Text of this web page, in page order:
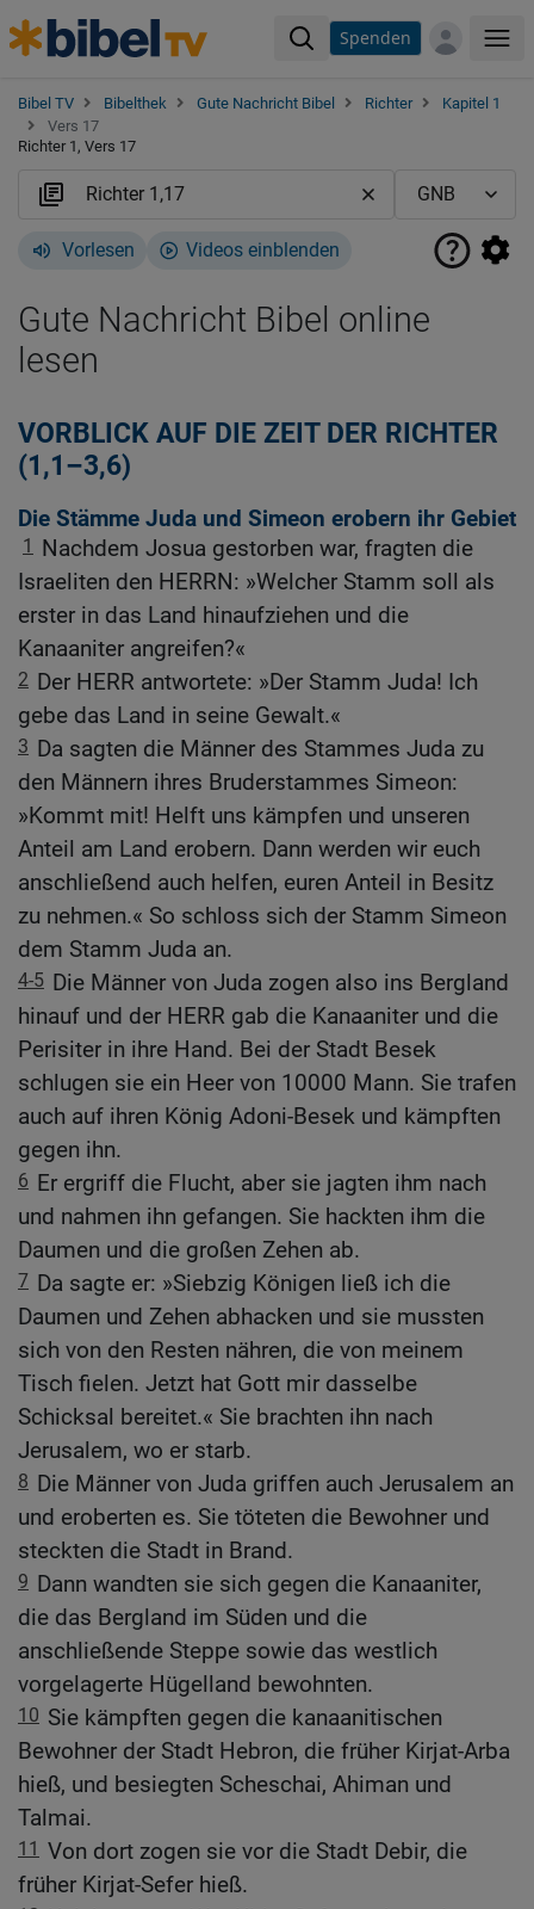
Spenden
Bibel TV Bibelthek Gute Nachricht Bibel Richter
Kapitel 1
Vers 17
Richter 1, Vers 17
Vorlesen Videos einblenden
Gute Nachricht Bibel online
lesen
VORBLICK AUF DIE ZEIT DER RICHTER
(1,1–3,6)
Die Stämme Juda und Simeon erobern ihr Gebiet
1
Nachdem Josua gestorben war, fragten die
Israeliten den HERRN: »Welcher Stamm soll als
erster in das Land hinaufziehen und die
Kanaaniter angreifen?«
2 Der HERR antwortete: »Der Stamm Juda! Ich
gebe das Land in seine Gewalt.«
3 Da sagten die Männer des Stammes Juda zu
den Männern ihres Bruderstammes Simeon:
»Kommt mit! Helft uns kämpfen und unseren
Anteil am Land erobern. Dann werden wir euch
anschließend auch helfen, euren Anteil in Besitz
zu nehmen.« So schloss sich der Stamm Simeon
dem Stamm Juda an.
4-5 Die Männer von Juda zogen also ins Bergland
hinauf und der HERR gab die Kanaaniter und die
Perisiter in ihre Hand. Bei der Stadt Besek
schlugen sie ein Heer von 10000 Mann. Sie trafen
auch auf ihren König Adoni-Besek und kämpften
gegen ihn.
6 Er ergriff die Flucht, aber sie jagten ihm nach
und nahmen ihn gefangen. Sie hackten ihm die
Daumen und die großen Zehen ab.
7 Da sagte er: »Siebzig Königen ließ ich die
Daumen und Zehen abhacken und sie mussten
sich von den Resten nähren, die von meinem
Tisch fielen. Jetzt hat Gott mir dasselbe
Schicksal bereitet.« Sie brachten ihn nach
Jerusalem, wo er starb.
8 Die Männer von Juda griffen auch Jerusalem an
und eroberten es. Sie töteten die Bewohner und
steckten die Stadt in Brand.
9 Dann wandten sie sich gegen die Kanaaniter,
die das Bergland im Süden und die
anschließende Steppe sowie das westlich
vorgelagerte Hügelland bewohnten.
10 Sie kämpften gegen die kanaanitischen
Bewohner der Stadt Hebron, die früher Kirjat-Arba
hieß, und besiegten Scheschai, Ahiman und
Talmai.
11 Von dort zogen sie vor die Stadt Debir, die
früher Kirjat-Sefer hieß.